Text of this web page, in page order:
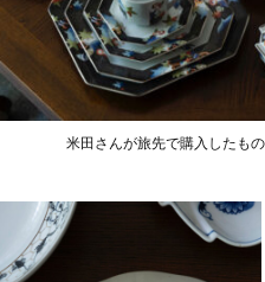
米田さんが旅先で購入したも